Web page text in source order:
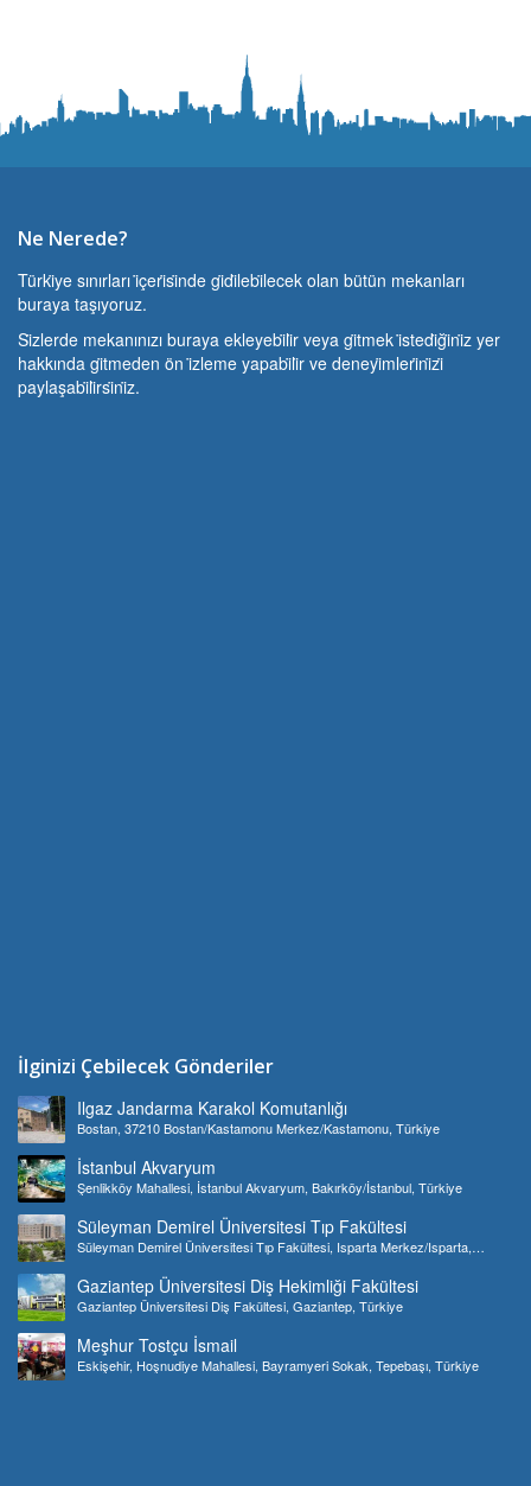
Ne Nerede?
Türki̇ye sınırları i̇çeri̇si̇nde gi̇di̇lebi̇lecek olan bütün mekanları
buraya taşıyoruz.
Si̇zlerde mekanınızı buraya ekleyebi̇li̇r veya gi̇tmek i̇stedi̇ği̇ni̇z yer
hakkında gi̇tmeden ön i̇zleme yapabi̇li̇r ve deneyi̇mleri̇ni̇zi̇
paylaşabi̇li̇rsi̇ni̇z.
İlginizi Çebilecek Gönderiler
Ilgaz Jandarma Karakol Komutanlığı
Bostan, 37210 Bostan/Kastamonu Merkez/Kastamonu, Türkiye
İstanbul Akvaryum
Şenlikköy Mahallesi, İstanbul Akvaryum, Bakırköy/İstanbul, Türkiye
Süleyman Demirel Üniversitesi Tıp Fakültesi
Süleyman Demirel Üniversitesi Tıp Fakültesi, Isparta Merkez/Isparta,
Gaziantep Üniversitesi Diş Hekimliği Fakültesi
Gaziantep Üniversitesi Diş Fakültesi, Gaziantep, Türkiye
Meşhur Tostçu İsmail
Eskişehir, Hoşnudiye Mahallesi, Bayramyeri Sokak, Tepebaşı, Türkiye